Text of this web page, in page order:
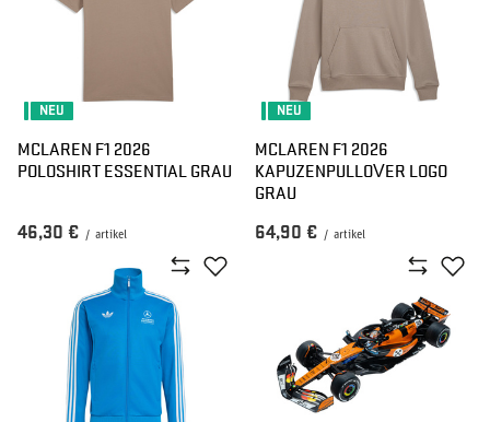
NEU
MCLAREN F1 2026
POLOSHIRT ESSENTIAL GRAU
46,30 € / artikel
NEU
MCLAREN F1 2026
KAPUZENPULLOVER LOGO
GRAU
64,90 € / artikel